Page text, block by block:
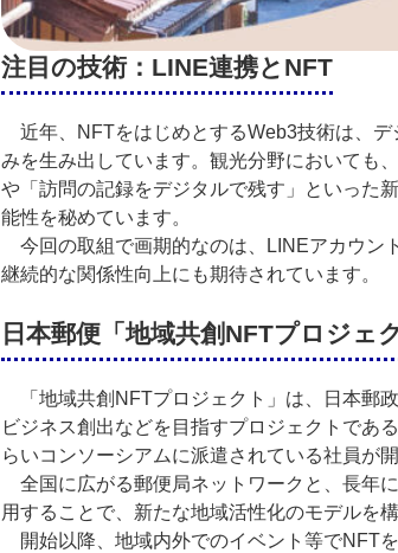
注目の技術：LINE連携とNFT
近年、NFTをはじめとするWeb3技術は、デ
みを生み出しています。観光分野においても
や「訪問の記録をデジタルで残す」といった
能性を秘めています。
今回の取組で画期的なのは、LINEアカウン
継続的な関係性向上にも期待されています。
日本郵便「地域共創NFTプロジェ
「地域共創NFTプロジェクト」は、日本郵
ビジネス創出などを目指すプロジェクトであ
らいコンソーシアムに派遣されている社員が開
全国に広がる郵便局ネットワークと、長年
用することで、新たな地域活性化のモデルを
開始以降、地域内外でのイベント等でNFT